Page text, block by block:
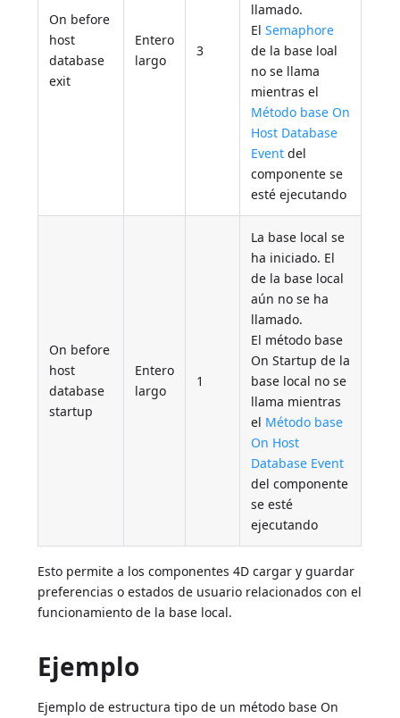
On before
host
database
exit
Entero
largo
3
llamado.
ElSemaphore
de la base loal
no se llama
mientras el
Método base On
Host Database
Event del
componente se
esté ejecutando
On before
host
database
startup
Entero
largo
1
La base local se
ha iniciado. El
de la base local
aún no se ha
llamado.
El método base
On Startup de la
base local no se
llama mientras
el Método base
On Host
Database Event
del componente
se esté
ejecutando
Esto permite a los componentes 4D cargar y guardar
preferencias o estados de usuario relacionados con el
funcionamiento de la base local.
Ejemplo
Ejemplo de estructura tipo de un método base On